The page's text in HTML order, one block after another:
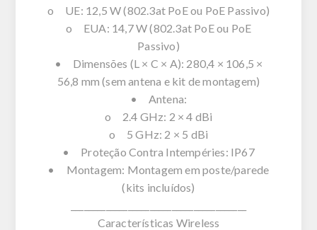
o UE: 12,5 W (802.3at PoE ou PoE Passivo)
o EUA: 14,7 W (802.3at PoE ou PoE
Passivo)
• Dimensões (L × C × A): 280,4 × 106,5 ×
56,8 mm (sem antena e kit de montagem)
• Antena:
o 2.4 GHz: 2 × 4 dBi
o 5 GHz: 2 × 5 dBi
• Proteção Contra Intempéries: IP67
• Montagem: Montagem em poste/parede
(kits incluídos)
Características Wireless